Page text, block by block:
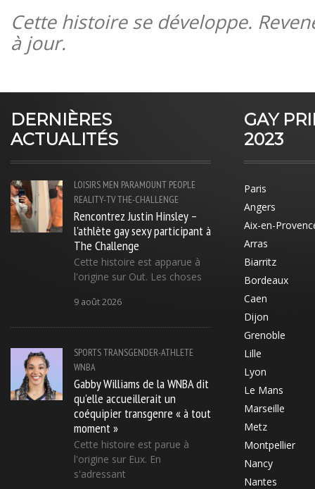
Cette histoire se développe.
à jour.
DERNIÈRES
ACTUALITÉS
LOISIRS MEN PARAMOUNT PEOPLE
REALITY-TVTHE-CHALLENGE
Rencontrez Justin Hinsley –
l'athlète gay sexy participant à
The Challenge
Cette histoire est apparue à
l'origine sur Out. Les choses
9 août 2026
SPORTSTRANSGENDER-ATHLETE
WNBA
Gabby Williams de la WNBA dit
qu'elle accueillerait un
coéquipier transgenre « à tout
moment »
Cette histoire est parue à
l'origine sur Eux. En
s'adressant
GAY
2023
Paris
Angers
Aix-en-
Arras
Biarritz
Bordeaux
Caen
Dijon
Grenoble
Lille
Lyon
Le Mans
Marseille
Metz
Montpellier
Nancy
Nantes